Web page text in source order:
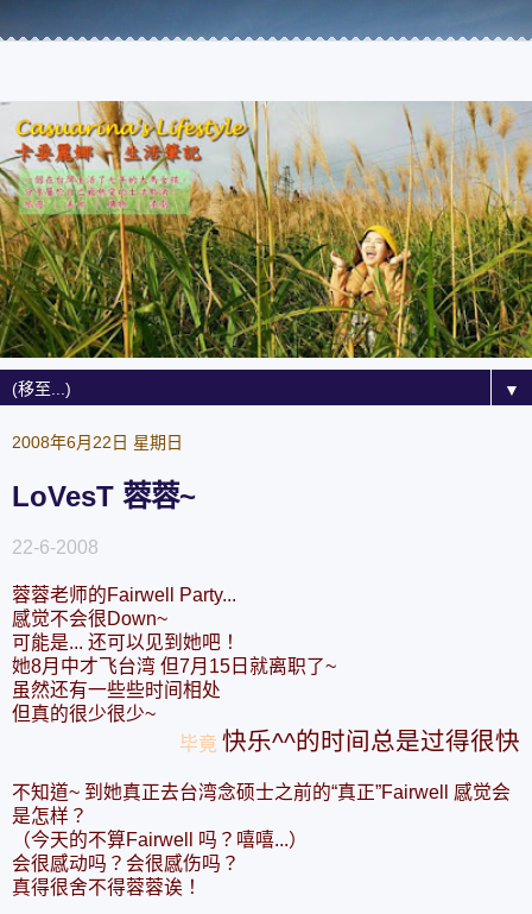
▼
2008年6月22日 星期日
LoVesT 蓉蓉~
22-6-2008
蓉蓉老师的Fairwell Party...
感觉不会很Down~
可能是... 还可以见到她吧！
她8月中才飞台湾 但7月15日就离职了~
虽然还有一些些时间相处
但真的很少很少~
毕竟 快乐^^的时间总是过得很快
不知道~ 到她真正去台湾念硕士之前的“真正”Fairwell 感觉会
是怎样？
（今天的不算Fairwell 吗？嘻嘻...）
会很感动吗？会很感伤吗？
真得很舍不得蓉蓉诶！